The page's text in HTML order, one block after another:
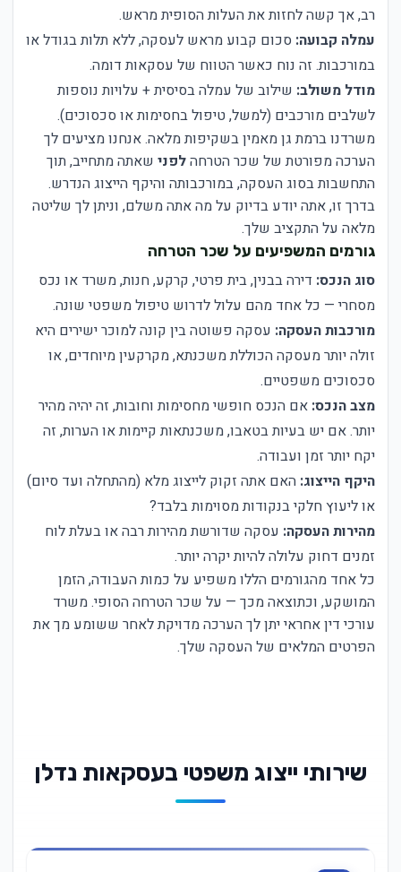
רב, אך קשה לחזות את העלות הסופית מראש.
עמלה קבועה: סכום קבוע מראש לעסקה, ללא תלות בגודל או
במורכבות. זה נוח כאשר הטווח של עסקאות דומה.
מודל משולב: שילוב של עמלה בסיסית + עלויות נוספות
לשלבים מורכבים (למשל, טיפול בחסימות או סכסוכים).
משרדנו ברמת גן מאמין בשקיפות מלאה. אנחנו מציעים לך
הערכה מפורטת של שכר הטרחהלפני שאתה מתחייב, תוך
התחשבות בסוג העסקה, במורכבותה והיקף הייצוג הנדרש.
בדרך זו, אתה יודע בדיוק על מה אתה משלם, וניתן לך שליטה
מלאה על התקציב שלך.
גורמים המשפיעים על שכר הטרחה
סוג הנכס: דירה בבנין, בית פרטי, קרקע, חנות, משרד או נכס
מסחרי — כל אחד מהם עלול לדרוש טיפול משפטי שונה.
מורכבות העסקה: עסקה פשוטה בין קונה למוכר ישירים היא
זולה יותר מעסקה הכוללת משכנתא, מקרקעין מיוחדים, או
סכסוכים משפטיים.
מצב הנכס: אם הנכס חופשי מחסימות וחובות, זה יהיה מהיר
יותר. אם יש בעיות בטאבו, משכנתאות קיימות או הערות, זה
יקח יותר זמן ועבודה.
היקף הייצוג: האם אתה זקוק לייצוג מלא (מהתחלה ועד סיום)
או ליעוץ חלקי בנקודות מסוימות בלבד?
מהירות העסקה: עסקה שדורשת מהירות רבה או בעלת לוח
זמנים דחוק עלולה להיות יקרה יותר.
כל אחד מהגורמים הללו משפיע על כמות העבודה, הזמן
המושקע, וכתוצאה מכך — על שכר הטרחה הסופי. משרד
עורכי דין אחראי יתן לך הערכה מדויקת לאחר ששומע מך את
הפרטים המלאים של העסקה שלך.
שירותי ייצוג משפטי בעסקאות נדלן